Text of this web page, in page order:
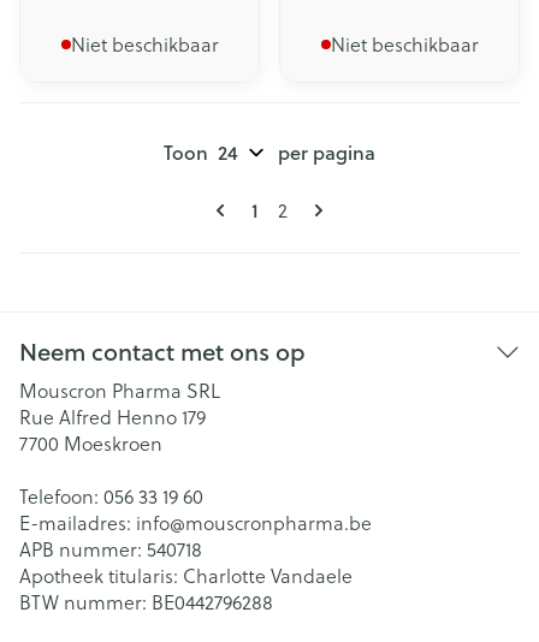
Niet beschikbaar Niet beschikbaar
Pagina's
U lees momenteel pagina
1 Pagina
2
Toon per pagina
Neem contact met ons op
Mouscron Pharma SRL
Rue Alfred Henno 179
7700 Moeskroen
Telefoon: 056 33 19 60
E-mailadres: info@mouscronpharma.be
APB nummer: 540718
Apotheek titularis: Charlotte Vandaele
BTW nummer: BE0442796288